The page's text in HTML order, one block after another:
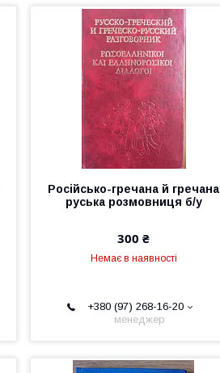
Російсько-гречана й гречана
руська розмовниця б/у
300 ₴
Немає в наявності
+380 (97) 268-16-20
менеджер